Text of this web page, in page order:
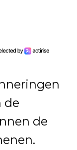
de
de